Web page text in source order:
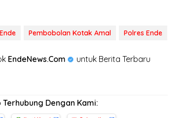
Pembobolan Kotak Amal Polres Ende
EndeNews.Com
untuk Berita Terbaru
Terhubung Dengan Kami: